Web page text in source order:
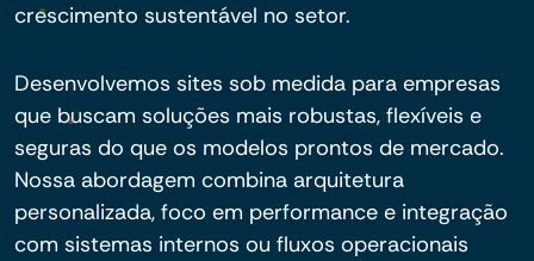
crescimento sustentável no setor.
Desenvolvemos sites sob medida para empresas
que buscam soluções mais robustas, flexíveis e
seguras do que os modelos prontos de mercado.
Nossa abordagem combina arquitetura
personalizada, foco em performance e integração
com sistemas internos ou fluxos operacionais